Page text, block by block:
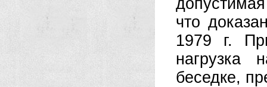
что
1979 г.
нагрузка
беседке,